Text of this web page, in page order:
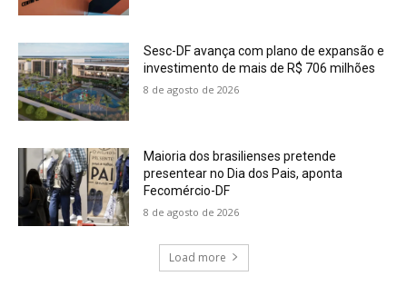
Sesc-DF avança com plano de expansão e
investimento de mais de R$ 706 milhões
8 de agosto de 2026
Maioria dos brasilienses pretende
presentear no Dia dos Pais, aponta
Fecomércio-DF
8 de agosto de 2026
Load more